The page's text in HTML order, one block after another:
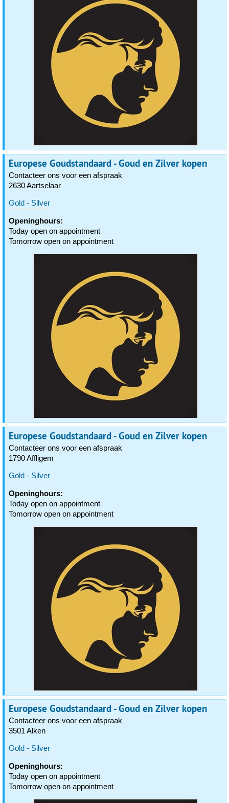
Europese Goudstandaard - Goud en Zilver kopen
Contacteer ons voor een afspraak
2630 Aartselaar
Gold - Silver
Openinghours:
Today open on appointment
Tomorrow open on appointment
Europese Goudstandaard - Goud en Zilver kopen
Contacteer ons voor een afspraak
1790 Affligem
Gold - Silver
Openinghours:
Today open on appointment
Tomorrow open on appointment
Europese Goudstandaard - Goud en Zilver kopen
Contacteer ons voor een afspraak
3501 Alken
Gold - Silver
Openinghours:
Today open on appointment
Tomorrow open on appointment